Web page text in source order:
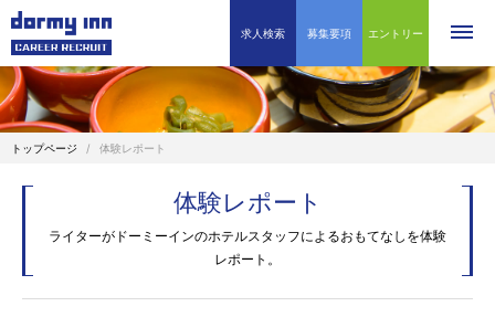
求人検索 募集要項 エントリー
トップページ 体験レポート
体験レポート
ライターがドーミーインのホテルスタッフによるおもてなしを体験
レポート。